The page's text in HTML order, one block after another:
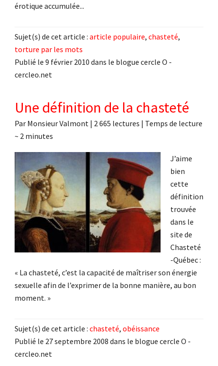
érotique accumulée. ..
Sujet(s) de cet article : article populaire, chasteté,
torture par les mots
Publié le 9 février 2010 dans le blogue cercle O -
cercleo.net
Une définition de la chasteté
Par Monsieur Valmont | 2 665 lectures | Temps de lecture
~ 2 minutes
J’aime
bien
cette
définition
trouvée
dans le
site de
Chasteté
-Québec :
« La chasteté, c’est la capacité de maîtriser son énergie
sexuelle afin de l’exprimer de la bonne manière, au bon
moment. »
Sujet(s) de cet article : chasteté, obéissance
Publié le 27 septembre 2008 dans le blogue cercle O -
cercleo.net